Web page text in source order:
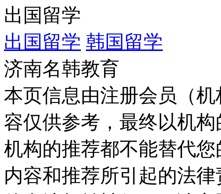
出国留学
出国留学 韩国留学
济南名韩教育
本页信息由注册会员（
容仅供参考，最终以机
机构的推荐都不能替代
内容和推荐所引起的法